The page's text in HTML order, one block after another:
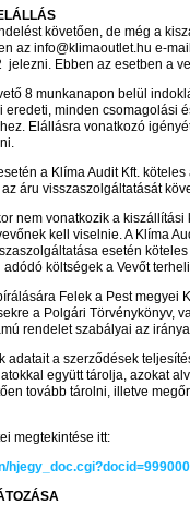
követően, de még a
az info@klimaoutlet.hu e-
Ebben az esetben a
8 munkanapon belül
eredeti, minden csomagolási
Elállásra vonatkozó
a Klíma Audit Kft.
áru visszaszolgáltatását
nem vonatkozik a
kell viselnie. A Klíma
esetén
költségek a Vevőt
Felek a Pest megyei
a Polgári Törvénykönyv,
rendelet szabályai az
adatait a szerződések
együtt tárolja, azokat
tovább tárolni, illetve
megtekintése itt: